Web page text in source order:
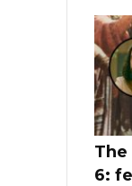
The
6: